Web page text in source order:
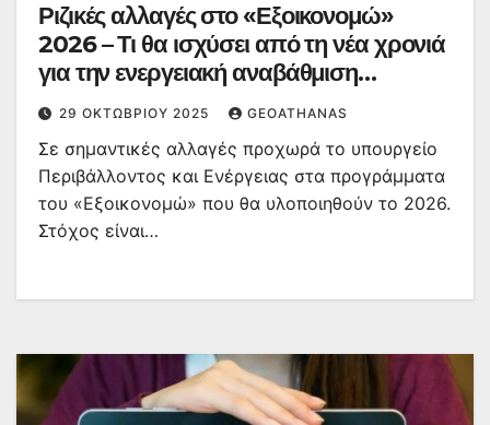
Ριζικές αλλαγές στο «Εξοικονομώ»
2026 – Τι θα ισχύσει από τη νέα χρονιά
για την ενεργειακή αναβάθμιση
κατοικιών
29 ΟΚΤΩΒΡΊΟΥ 2025 GEOATHANAS
Σε σημαντικές αλλαγές προχωρά το υπουργείο
Περιβάλλοντος και Ενέργειας στα προγράμματα
του «Εξοικονομώ» που θα υλοποιηθούν το 2026.
Στόχος είναι…